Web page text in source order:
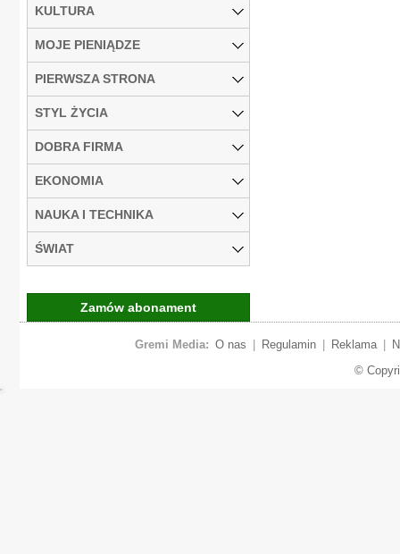
KULTURA
MOJE PIENIĄDZE
PIERWSZA STRONA
STYL ŻYCIA
DOBRA FIRMA
EKONOMIA
NAUKA I TECHNIKA
ŚWIAT
Zamów abonament
Gremi Media: O nas Regulamin Reklama
©